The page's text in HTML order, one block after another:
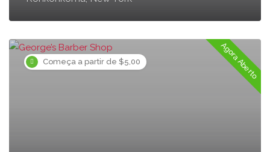
Começa a partir de $5,00 Agora Aberto